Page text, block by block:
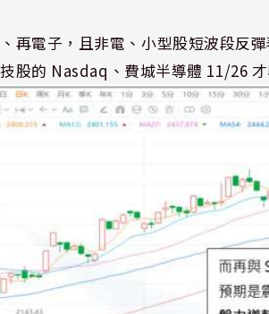
再電子，且非電、小型股短波段反
股的 Nasdaq、費城半導體 11/26